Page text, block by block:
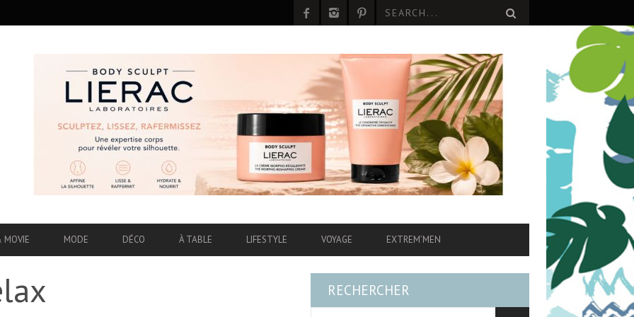
MOVIE MODE DÉCO À TABLE LIFESTYLE VOYAGE EXTREM’MEN
RECHERCHER